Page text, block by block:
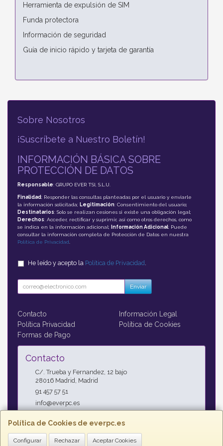
Herramienta de expulsión de SIM
Funda protectora
Información de seguridad
Guía de inicio rápido y tarjeta de garantía
Política de Cookies de everpc.es
Configurar Rechazar Aceptar Cookies
Sobre Nosotros
¡Suscríbete a Nuestro Boletín!
INFORMACIÓN BÁSICA SOBRE
PROTECCIÓN DE DATOS
Responsable: GRUPO EVER TSI, S.L.U.
Finalidad: Responder las consultas planteadas por el usuario y enviarle
la información solicitada; Legitimación: Consentimiento del usuario;
Destinatarios: Solo se realizan cesiones si existe una obligación legal;
Derechos: Acceder, rectificar y suprimir, así como otros derechos, como
se indica en la información adicional;
Información Adicional: Puede
consultar la información completa de Protección de Datos en nuestra
Política de Privacidad
He leído y acepto la Política de Privacidad
Enviar
Contacto
Información Legal
Política Privacidad
Política de Cookies
Formas de Pago
Contacto
C/. Trueba y Fernandez, 12 bajo
28016 Madrid Madrid
91 457 57 51
info@everpc.es
Horario